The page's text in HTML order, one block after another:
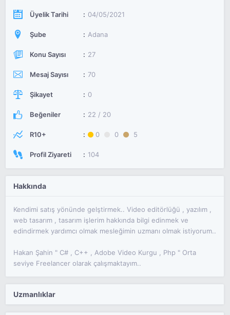
Üyelik Tarihi 04/05/2021
Şube Adana
Konu Sayısı 27
Mesaj Sayısı 70
Şikayet 0
Beğeniler 22 / 20
R10+ 0 0 5
Profil Ziyareti 104
Hakkında
Kendimi satış yönünde gelştirmek.. Video editörlüğü , yazılım ,
web tasarım , tasarım işlerim hakkında bilgi edinmek ve
edindirmek yardımcı olmak mesleğimin uzmanı olmak istiyorum..
Hakan Şahin " C# , C++ , Adobe Video Kurgu , Php " Orta
seviye Freelancer olarak çalışmaktayım..
Uzmanlıklar